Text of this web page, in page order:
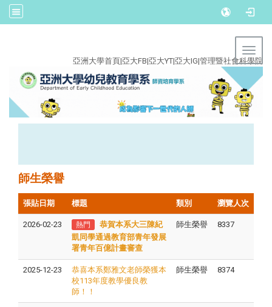
亞洲大學首頁|亞大FB|亞大YT|亞大IG|管理暨社會科學院
師生榮譽
張貼日期 標題 類別 瀏覽人次
2026-02-23 熱門
恭賀本系大三陳紀
凱同學通過教育部青年發展
署青年百億計畫審查
師生榮譽 8337
2025-12-23
恭喜本系鄭雅文老師榮獲本
校113年度教學優良教
師！！
師生榮譽 8374